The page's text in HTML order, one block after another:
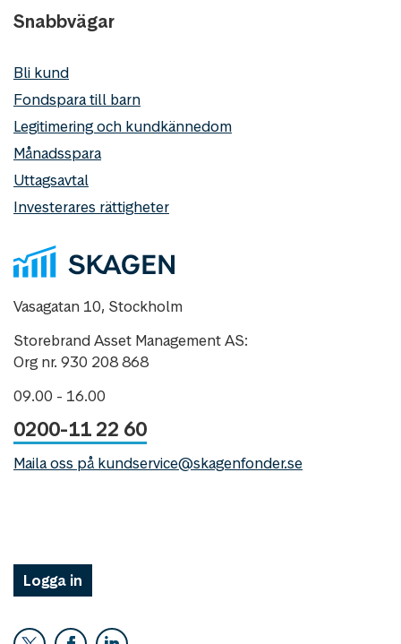
Snabbvägar
Bli kund
Fondspara till barn
Legitimering och kundkännedom
Månadsspara
Uttagsavtal
Investerares rättigheter
Vasagatan 10, Stockholm
Storebrand Asset Management AS:
Org nr. 930 208 868
09.00 - 16.00
0200-11 22 60
Maila oss på kundservice@skagenfonder.se
Logga in